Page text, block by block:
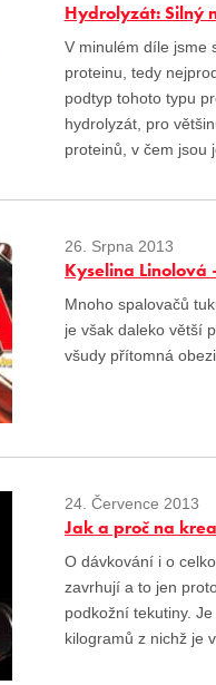
Hydrolyzát: Silný
V minulém díle jsme
proteinu, tedy
podtyp tohoto typu
hydrolyzát, pro
proteinů, v čem jsou
26. Srpna 2013
Kyselina Linolová
Mnoho spalovačů
je však daleko větší
všudy přítomná
24. Července 2013
Jak a proč na
O dávkování i o
zavrhují a to jen
podkožní tekutiny.
kilogramů z nichž je